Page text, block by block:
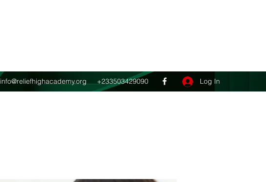
info@reliefhighacademy.org +233503429090 Log In